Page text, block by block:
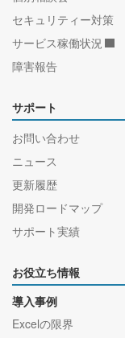
セキュリティー対策
サービス稼働状況
障害報告
サポート
お問い合わせ
ニュース
更新履歴
開発ロードマップ
サポート実績
お役立ち情報
導入事例
Excelの限界